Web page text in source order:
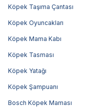
Köpek Taşıma Çantası
Köpek Oyuncakları
Köpek Mama Kabı
Köpek Tasması
Köpek Yatağı
Köpek Şampuanı
Bosch Köpek Maması